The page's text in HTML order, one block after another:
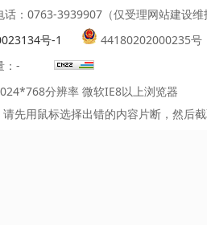
话：0763-3939907（仅受理网站建设
号-1
44180202000235号
-
分辨率 微软IE8以上浏览器
先用鼠标选择出错的内容片断，然后